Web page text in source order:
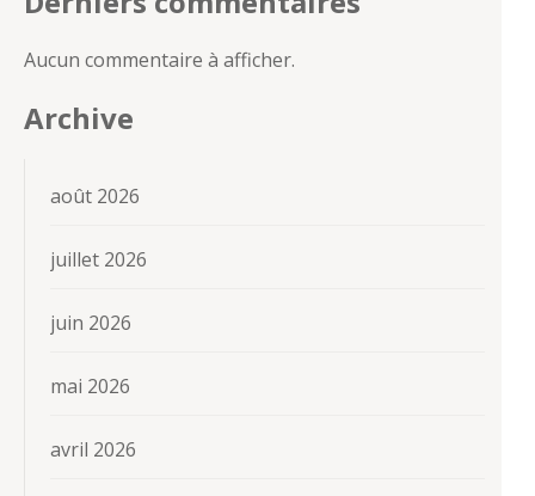
Aucun commentaire à afficher.
Archive
août 2026
juillet 2026
juin 2026
mai 2026
avril 2026